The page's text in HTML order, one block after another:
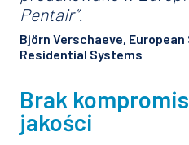
Pentair”.
Björn Verschaeve, European
Residential Systems
Brak
jakości